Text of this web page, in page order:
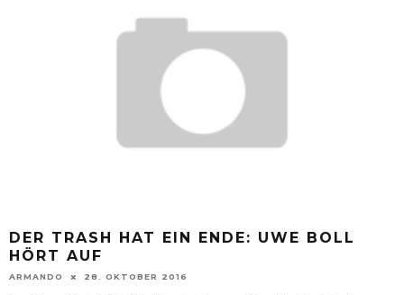
DER TRASH HAT EIN ENDE: UWE BOLL
HÖRT AUF
ARMANDO 28. OKTOBER 2016